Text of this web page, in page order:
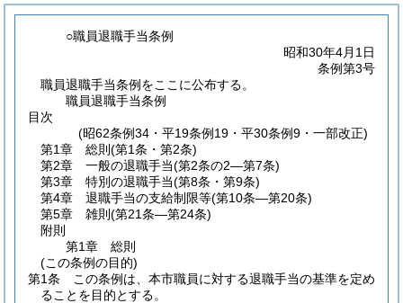
○職員退職手当条例
昭和30年4月1日
条例第3号
職員退職手当条例をここに公布する。
職員退職手当条例
目次
(昭62条例34・平19条例19・平30条例9・一部改正)
第1章
総則 (第1条・第2条)
第2章
一般の退職手当(第2条の2―第7条)
第3章
特別の退職手当(第8条・第9条)
第4章
退職手当の支給制限等(第10条―第20条)
第5章
雑則 (第21条―第24条)
附則
第1章
総則
(この条例の目的)
第1条
この条例は、本市職員に対する退職手当の基準を定め
ることを目的とする。